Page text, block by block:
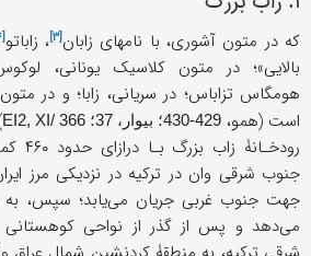
که در متون آشوری، با نامهای زابان[۳] ، زاباتو[۴]
بالایی»؛ در متون کلاسیک یونانی،
هومگاس تزاباس؛ در سریانی، زابا؛ و در
است (همو، 429-430؛ بیوار، 37؛ EI2, XI/ 366
جنوب شرقی وان در ترکیه در نزدیکی مرز
جهت جنوب غربی جریان می‌یابد؛ سپس،
می‌دهد و پس از گذر از نواحی